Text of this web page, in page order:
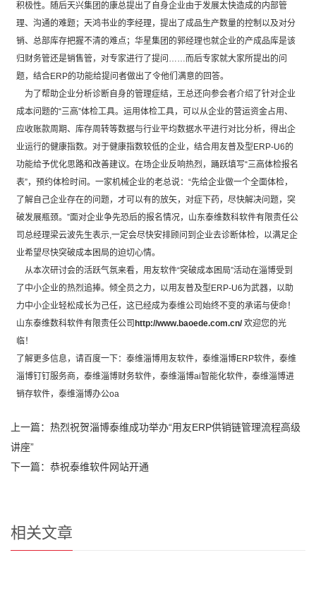
积极性。随后天兴集团的康总提出了自身企业由于发展太快造成的内部管
理、沟通的难题；天鸿书业的李经理，提出了成品生产数量的控制以及对分
销、总部库存把握不清的难点；华星集团的郭经理也就企业的产成品库是该
归财务管还是销售管，对专家进行了提问……而后专家就大家所提出的问
题，结合ERP的功能给提问者做出了令他们满意的回答。
为了帮助企业分析诊断自身的管理症结，王总还向参会者介绍了针对企业
成本问题的“三高”体检工具。运用体检工具，可以从企业的营运资金占用、
应收账款周期、库存周转等数据与行业平均数据水平进行对比分析，得出企
业运行的健康指数。对于健康指数较低的企业，结合用友普及型ERP-U6的
功能给予优化思路和改善建议。在场企业反响热烈，踊跃填写“三高体检报名
表”，预约体检时间。一家机械企业的老总说：“先给企业做一个全面体检，
了解自己企业存在的问题，才可以有的放矢，对症下药，尽快解决问题，突
破发展瓶颈。”面对企业争先恐后的报名情况，山东泰维数科软件有限责任公
司总经理梁云波先生表示,一定会尽快安排顾问到企业去诊断体检，以满足企
业希望尽快突破成本困局的迫切心情。
从本次研讨会的活跃气氛来看，用友软件“突破成本困局”活动在淄博受到
了中小企业的热烈追捧。倾全员之力，以用友普及型ERP-U6为武器，以助
力中小企业轻松成长为己任，这已经成为泰维公司始终不变的承诺与使命！
山东泰维数科软件有限责任公司 http://www.baoede.com.cn/欢迎您的光
临！
了解更多信息，请百度一下：泰维淄博用友软件，泰维淄博ERP软件，泰维
淄博钉钉服务商 ，泰维淄博财务软件，泰维淄博ai智能化软件，泰维淄博进
销存软件，泰维淄博办公oa
上一篇： 热烈祝贺淄博泰维成功举办“用友ERP供销链管理流程高级
讲座”
下一篇： 恭祝泰维软件网站开通
相关文章